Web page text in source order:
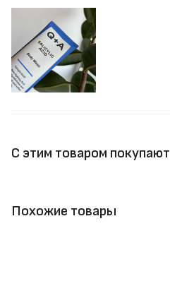
С этим товаром покупают
Похожие товары